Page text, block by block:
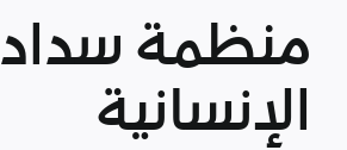
منظمة سداد
الإنسانية